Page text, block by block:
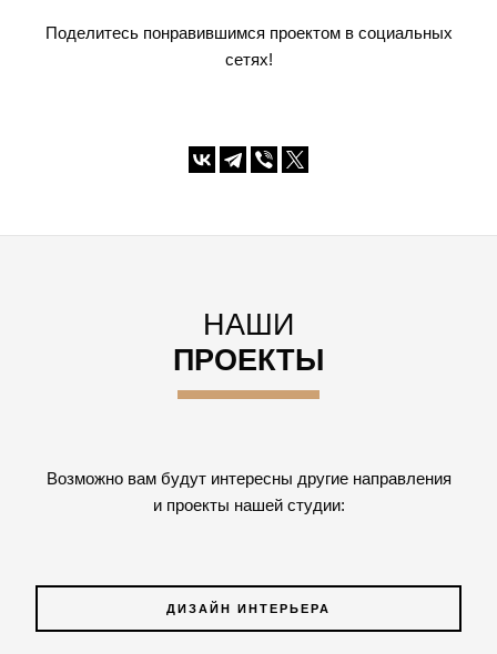
Поделитесь понравившимся проектом в социальных
сетях!
НАШИ
ПРОЕКТЫ
Возможно вам будут интересны другие направления
и проекты нашей студии:
ДИЗАЙН ИНТЕРЬЕРА